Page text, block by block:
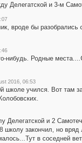
Делегатской и 3-м
вроде бы
нибудь. Родные
2016, 06:53
школе учился. Вот там
Делегатской и 2
школу закончил, но
в соседней